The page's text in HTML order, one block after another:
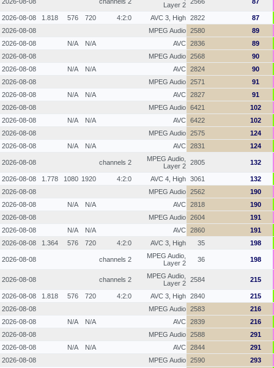
Layer 2
87
2822
AVC 3, High
4:2:0
720
576
1.818
2026-08-08
89
2580
MPEG Audio
2026-08-08
89
2836
AVC
N/A
N/A
2026-08-08
90
2568
MPEG Audio
2026-08-08
90
2824
AVC
N/A
N/A
2026-08-08
91
2571
MPEG Audio
2026-08-08
91
2827
AVC
N/A
N/A
2026-08-08
102
6421
MPEG Audio
2026-08-08
102
6422
AVC
N/A
N/A
2026-08-08
124
2575
MPEG Audio
2026-08-08
124
2831
AVC
N/A
N/A
2026-08-08
132
2805
MPEG Audio,
Layer 2
2 channels
2026-08-08
132
3061
AVC 4, High
4:2:0
1920
1080
1.778
2026-08-08
190
2562
MPEG Audio
2026-08-08
190
2818
AVC
N/A
N/A
2026-08-08
191
2604
MPEG Audio
2026-08-08
191
2860
AVC
N/A
N/A
2026-08-08
198
35
AVC 3, High
4:2:0
720
576
1.364
2026-08-08
198
36
MPEG Audio,
Layer 2
2 channels
2026-08-08
215
2584
MPEG Audio,
Layer 2
2 channels
2026-08-08
215
2840
AVC 3, High
4:2:0
720
576
1.818
2026-08-08
216
2583
MPEG Audio
2026-08-08
216
2839
AVC
N/A
N/A
2026-08-08
291
2588
MPEG Audio
2026-08-08
291
2844
AVC
N/A
N/A
2026-08-08
293
2590
MPEG Audio
2026-08-08